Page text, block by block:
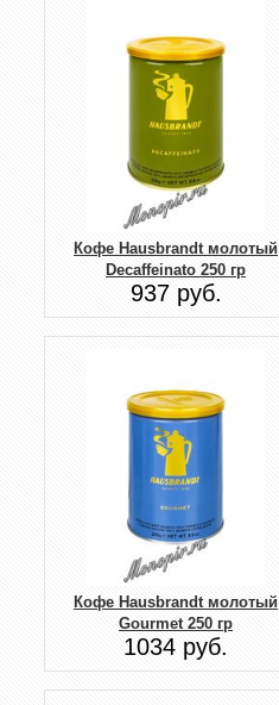
Кофе Hausbrandt молотый
Decaffeinato 250 гр
937 руб.
Кофе Hausbrandt молотый
Gourmet 250 гр
1034 руб.